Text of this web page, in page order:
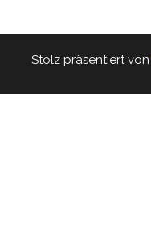
Stolz präsentiert von